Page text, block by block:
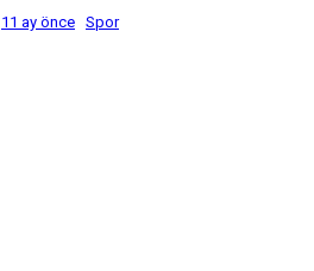
11 ay önce Spor